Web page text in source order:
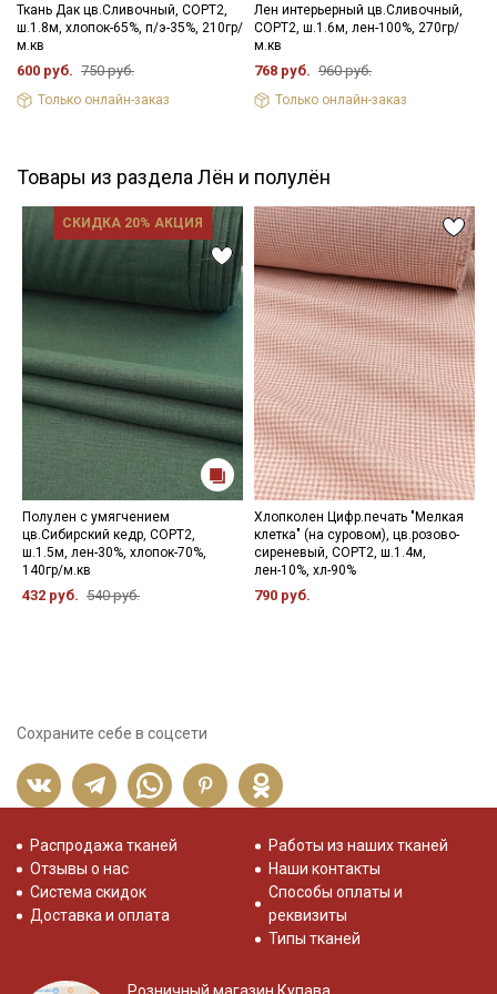
Ткань Дак цв.Сливочный, СОРТ2,
ш.1.8м, хлопок-65%, п/э-35%, 210гр/
м.кв
600 руб. 750 руб.
Только онлайн-заказ
Лен интерьерный цв.Сливочный,
СОРТ2, ш.1.6м, лен-100%, 270гр/
м.кв
768 руб. 960 руб.
Только онлайн-заказ
Товары из раздела Лён и полулён
СКИДКА 20% АКЦИЯ
Полулен с умягчением
цв.Сибирский кедр, СОРТ2,
ш.1.5м, лен-30%, хлопок-70%,
140гр/м.кв
432 руб. 540 руб.
Хлопколен Цифр.печать "Мелкая
клетка" (на суровом), цв.розово-
сиреневый, СОРТ2, ш.1.4м,
лен-10%, хл-90%
790 руб.
Сохраните себе в соцсети
Распродажа тканей
Отзывы о нас
Система скидок
Доставка и оплата
Работы из наших тканей
Наши контакты
Способы оплаты и
реквизиты
Типы тканей